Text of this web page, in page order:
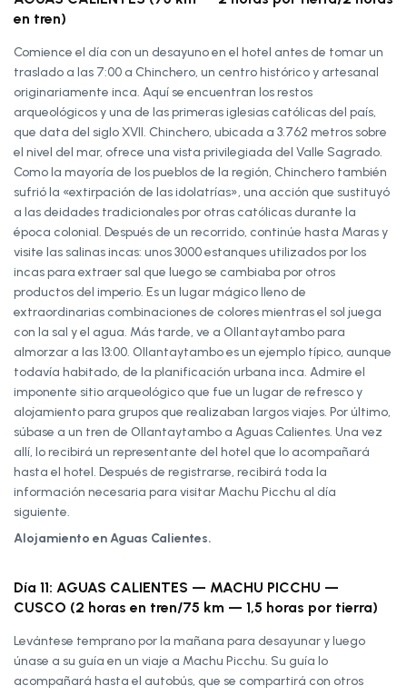
en tren)
Comience el día con un desayuno en el hotel antes de tomar un
traslado a las 7:00 a Chinchero, un centro histórico y artesanal
originariamente inca. Aquí se encuentran los restos
arqueológicos y una de las primeras iglesias católicas del país,
que data del siglo XVII. Chinchero, ubicada a 3.762 metros sobre
el nivel del mar, ofrece una vista privilegiada del Valle Sagrado.
Como la mayoría de los pueblos de la región, Chinchero también
sufrió la «extirpación de las idolatrías», una acción que sustituyó
a las deidades tradicionales por otras católicas durante la
época colonial. Después de un recorrido, continúe hasta Maras y
visite las salinas incas: unos 3000 estanques utilizados por los
incas para extraer sal que luego se cambiaba por otros
productos del imperio. Es un lugar mágico lleno de
extraordinarias combinaciones de colores mientras el sol juega
con la sal y el agua. Más tarde, ve a Ollantaytambo para
almorzar a las 13:00. Ollantaytambo es un ejemplo típico, aunque
todavía habitado, de la planificación urbana inca. Admire el
imponente sitio arqueológico que fue un lugar de refresco y
alojamiento para grupos que realizaban largos viajes. Por último,
súbase a un tren de Ollantaytambo a Aguas Calientes. Una vez
allí, lo recibirá un representante del hotel que lo acompañará
hasta el hotel. Después de registrarse, recibirá toda la
información necesaria para visitar Machu Picchu al día
siguiente.
Alojamiento en Aguas Calientes.
Día 11: AGUAS CALIENTES — MACHU PICCHU —
CUSCO (2 horas en tren/75 km — 1,5 horas por tierra)
Levántese temprano por la mañana para desayunar y luego
únase a su guía en un viaje a Machu Picchu. Su guía lo
acompañará hasta el autobús, que se compartirá con otros